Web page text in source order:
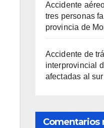
Accidente
tres personas
provincia de
Accidente de
interprovincial
afectadas al
Comentarios